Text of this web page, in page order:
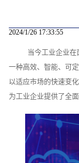
2024/1/26 17:33:55
当今工业企业
一种高效、智能、可
以适应市场的快速变
为工业企业提供了全面